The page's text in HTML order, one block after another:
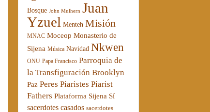
Bosque John Mulhern Juan
Yzuel Menteh Misión
MNAC Moceop Monasterio de
Sijena Música Navidad Nkwen
ONU Papa Francisco Parroquia de
la Transfiguración Brooklyn
Paz Peres Piaristes Piarist
Fathers Plataforma Sijena Sí
sacerdotes casados sacerdotes